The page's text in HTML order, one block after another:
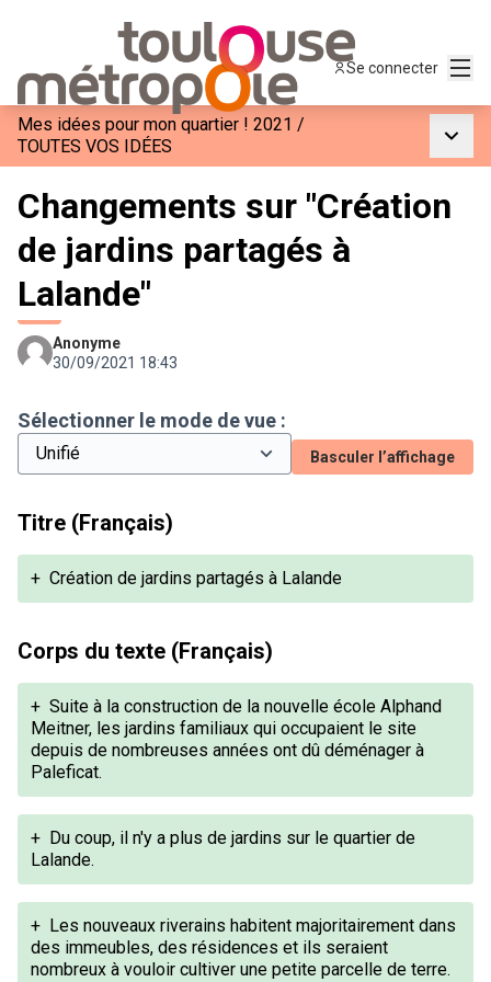
Se connecter
Mes idées pour mon quartier ! 2021 /
TOUTES VOS IDÉES
Changements sur "Création
de jardins partagés à
Lalande"
Anonyme
30/09/2021 18:43
Sélectionner le mode de vue :
Basculer l’affichage
Titre (Français)
+ Création de jardins partagés à Lalande
Corps du texte (Français)
+ Suite à la construction de la nouvelle école Alphand
Meitner, les jardins familiaux qui occupaient le site
depuis de nombreuses années ont dû déménager à
Paleficat.
+ Du coup, il n'y a plus de jardins sur le quartier de
Lalande.
+ Les nouveaux riverains habitent majoritairement dans
des immeubles, des résidences et ils seraient
nombreux à vouloir cultiver une petite parcelle de terre.